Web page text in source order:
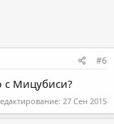
#6
c Мицубиси?
27 Сен 2015